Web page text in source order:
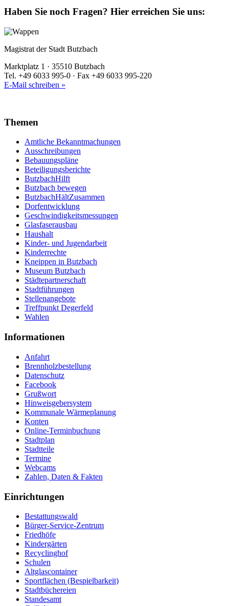
Haben Sie noch Fragen? Hier erreichen Sie uns:
Magistrat der Stadt Butzbach
Marktplatz 1 · 35510 Butzbach
Tel. +49 6033 995-0 · Fax +49 6033 995-220
E-Mail schreiben »
Themen
Amtliche Bekanntmachungen
Ausschreibungen
Bebauungspläne
Beteiligungsberichte
ButzbachHilft
Butzbach bewegen
ButzbachHältZusammen
Dorfentwicklung
Geschwindigkeitsmessungen
Glasfaserausbau
Haushalt
Kinder- und Jugendarbeit
Kinderrechte
Kneippen in Butzbach
Museum Butzbach
Städtepartnerschaft
Stadtführungen
Stellenangebote
Treffpunkt Degerfeld
Wahlen
Informationen
Anfahrt
Brennholzbestellung
Datenschutz
Facebook
Grußwort
Hinweisgebersystem
Kommunale Wärmeplanung
Konten
Online-Terminbuchung
Stadtplan
Stadtteile
Termine
Webcams
Zahlen, Daten & Fakten
Einrichtungen
Bestattungswald
Bürger-Service-Zentrum
Friedhöfe
Kindergärten
Recyclinghof
Schulen
Altglascontainer
Sportflächen (Bespielbarkeit)
Stadtbüchereien
Standesamt